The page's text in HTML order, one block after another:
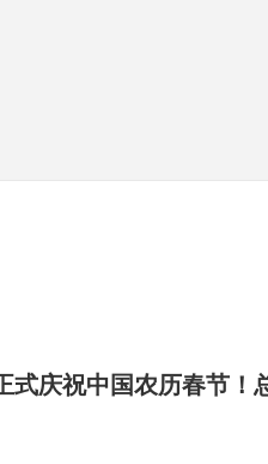
式庆祝中国农历春节